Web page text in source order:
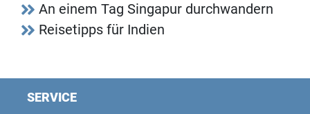
An einem Tag Singapur durchwandern
Reisetipps für Indien
SERVICE